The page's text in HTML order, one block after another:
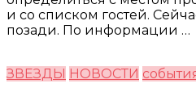
и со списком гостей.
позади. По информации …
ЗВЕЗДЫ НОВОСТИ